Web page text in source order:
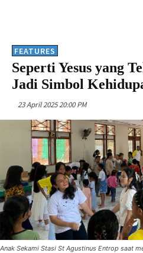
FEATURES
Seperti Yesus yang
Jadi Simbol
23 April 2025 20:00 PM
Anak Sekami Stasi St Agustinus Entrop saat